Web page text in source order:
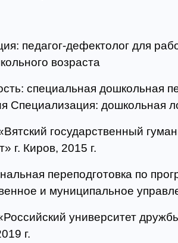
педагог-дефектолог для
возраста
специальная дошкольная
Специализация: дошкольная
государственный
г. Киров, 2015 г.
переподготовка по
и муниципальное
университет
г.